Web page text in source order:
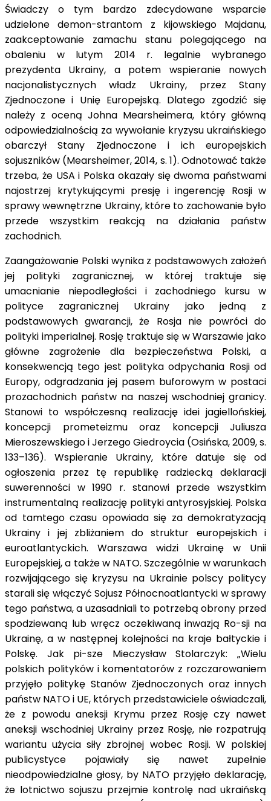
Świadczy o tym bardzo zdecydowane wsparcie
udzielone demon-strantom z kijowskiego Majdanu,
zaakceptowanie zamachu stanu polegającego na
obaleniu w lutym 2014 r. legalnie wybranego
prezydenta Ukrainy, a potem wspieranie nowych
nacjonalistycznych władz Ukrainy, przez Stany
Zjednoczone i Unię Europejską. Dlatego zgodzić się
należy z oceną Johna Mearsheimera, który główną
odpowiedzialnością za wywołanie kryzysu ukraińskiego
obarczył Stany Zjednoczone i ich europejskich
sojuszników (Mearsheimer, 2014, s. 1). Odnotować także
trzeba, że USA i Polska okazały się dwoma państwami
najostrzej krytykującymi presję i ingerencję Rosji w
sprawy wewnętrzne Ukrainy, które to zachowanie było
przede wszystkim reakcją na działania państw
zachodnich.
Zaangażowanie Polski wynika z podstawowych założeń
jej polityki zagranicznej, w której traktuje się
umacnianie niepodległości i zachodniego kursu w
polityce zagranicznej Ukrainy jako jedną z
podstawowych gwarancji, że Rosja nie powróci do
polityki imperialnej. Rosję traktuje się w Warszawie jako
główne zagrożenie dla bezpieczeństwa Polski, a
konsekwencją tego jest polityka odpychania Rosji od
Europy, odgradzania jej pasem buforowym w postaci
prozachodnich państw na naszej wschodniej granicy.
Stanowi to współczesną realizację idei jagiellońskiej,
koncepcji prometeizmu oraz koncepcji Juliusza
Mieroszewskiego i Jerzego Giedroycia (Osińska, 2009, s.
133–136). Wspieranie Ukrainy, które datuje się od
ogłoszenia przez tę republikę radziecką deklaracji
suwerenności w 1990 r. stanowi przede wszystkim
instrumentalną realizację polityki antyrosyjskiej. Polska
od tamtego czasu opowiada się za demokratyzacją
Ukrainy i jej zbliżaniem do struktur europejskich i
euroatlantyckich. Warszawa widzi Ukrainę w Unii
Europejskiej, a także w NATO. Szczególnie w warunkach
rozwijającego się kryzysu na Ukrainie polscy politycy
starali się włączyć Sojusz Północnoatlantycki w sprawy
tego państwa, a uzasadniali to potrzebą obrony przed
spodziewaną lub wręcz oczekiwaną inwazją Ro-sji na
Ukrainę, a w następnej kolejności na kraje bałtyckie i
Polskę. Jak pi-sze Mieczysław Stolarczyk: „Wielu
polskich polityków i komentatorów z rozczarowaniem
przyjęło politykę Stanów Zjednoczonych oraz innych
państw NATO i UE, których przedstawiciele oświadczali,
że z powodu aneksji Krymu przez Rosję czy nawet
aneksji wschodniej Ukrainy przez Rosję, nie rozpatrują
wariantu użycia siły zbrojnej wobec Rosji. W polskiej
publicystyce pojawiały się nawet zupełnie
nieodpowiedzialne głosy, by NATO przyjęło deklarację,
że lotnictwo sojuszu przejmie kontrolę nad ukraińską